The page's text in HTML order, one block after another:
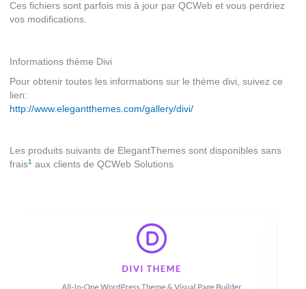
Ces fichiers sont parfois mis à jour par QCWeb et vous perdriez
vos modifications.
Informations thème Divi
Pour obtenir toutes les informations sur le thème divi, suivez ce
lien:
http://www.elegantthemes.com/gallery/divi/
Les produits suivants de ElegantThemes sont disponibles sans
frais1 aux clients de QCWeb Solutions